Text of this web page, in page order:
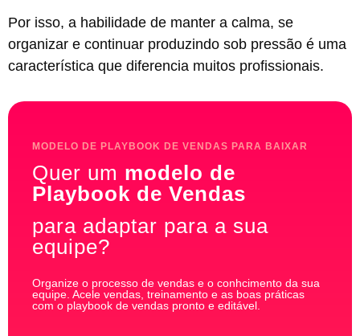
Por isso, a habilidade de manter a calma, se
organizar e continuar produzindo sob pressão é uma
característica que diferencia muitos profissionais.
MODELO DE PLAYBOOK DE VENDAS PARA BAIXAR
Quer um modelo de
Playbook de Vendas
para adaptar para a sua
equipe?
Organize o processo de vendas e o conhcimento da sua
equipe. Acele vendas, treinamento e as boas práticas
com o playbook de vendas pronto e editável.